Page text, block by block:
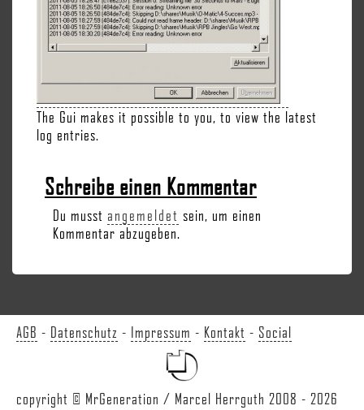
The Gui makes it possible to you, to view the latest
log entries.
Schreibe einen Kommentar
Du musst angemeldet sein, um einen
Kommentar abzugeben.
AGB - Datenschutz - Impressum - Kontakt - Social
copyright © MrGeneration / Marcel Herrguth 2008 - 2026